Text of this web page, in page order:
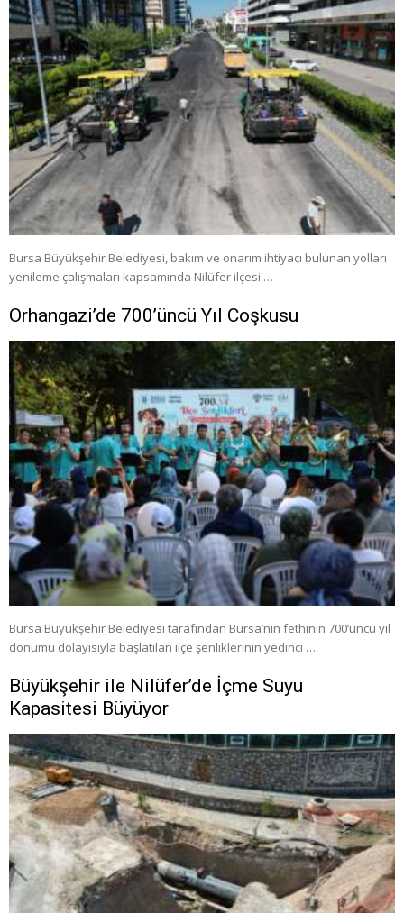
Bursa Büyükşehir Belediyesi, bakım ve onarım ihtiyacı bulunan yolları
yenileme çalışmaları kapsamında Nilüfer ilçesi …
Orhangazi’de 700’üncü Yıl Coşkusu
Bursa Büyükşehir Belediyesi tarafından Bursa’nın fethinin 700’üncü yıl
dönümü dolayısıyla başlatılan ilçe şenliklerinin yedinci …
Büyükşehir ile Nilüfer’de İçme Suyu
Kapasitesi Büyüyor